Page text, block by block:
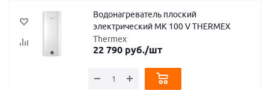
Водонагреватель плоский
электрический MK 100 V THERMEX
Thermex
22 790руб./шт